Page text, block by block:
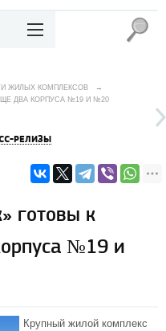
ЖИЛЫХ КОМПЛЕКСОВ
→
ДВА КОРПУСА №19 И №20
РЕЛИЗЫ
готовы к
№19 и
Крупный жилой комплекс